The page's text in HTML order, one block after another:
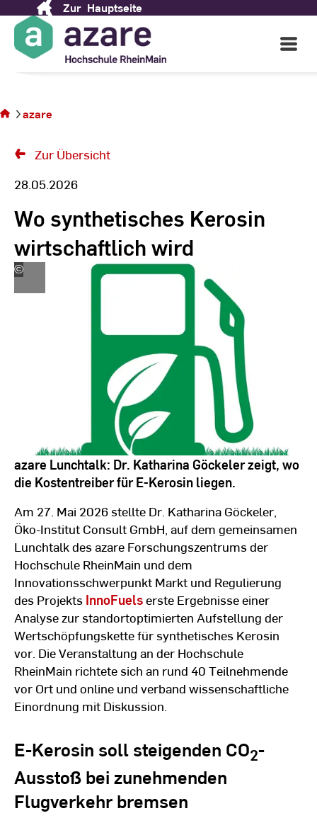
Content
Zur Hauptseite
Open
Main
sich auf
Seite
azare
Zur Übersicht
28.05.2026
Wo synthetisches Kerosin
wirtschaftlich wird
©
MarkRademaker
azare Lunchtalk: Dr. Katharina Göckeler zeigt, wo
die Kostentreiber für E-Kerosin liegen.
Am 27. Mai 2026 stellte Dr. Katharina Göckeler,
Öko-Institut Consult GmbH, auf dem gemeinsamen
Lunchtalk des azare Forschungszentrums der
Hochschule RheinMain und dem
Innovationsschwerpunkt Markt und Regulierung
des Projekts InnoFuelserste Ergebnisse einer
Analyse zur standortoptimierten Aufstellung der
Wertschöpfungskette für synthetisches Kerosin
vor. Die Veranstaltung an der Hochschule
RheinMain richtete sich an rund 40 Teilnehmende
vor Ort und online und verband wissenschaftliche
Einordnung mit Diskussion.
E-Kerosin soll steigenden CO2-
Ausstoß bei zunehmenden
Flugverkehr bremsen